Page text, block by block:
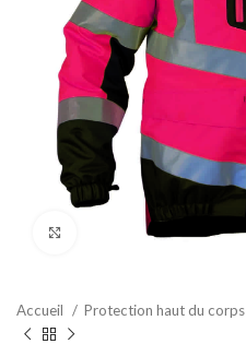
Accueil Protection haut du corps